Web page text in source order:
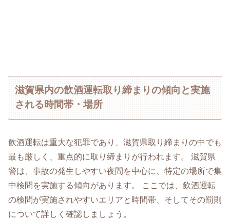
滋賀県内の飲酒運転取り締まりの傾向と実施
される時間帯・場所
飲酒運転は重大な犯罪であり、滋賀県取り締まりの中でも
最も厳しく、重点的に取り締まりが行われます。 滋賀県
警は、事故の発生しやすい夜間を中心に、特定の場所で集
中検問を実施する傾向があります。 ここでは、飲酒運転
の検問が実施されやすいエリアと時間帯、そしてその罰則
について詳しく確認しましょう。